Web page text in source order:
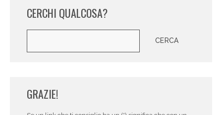
CERCHI QUALCOSA?
CERCA
GRAZIE!